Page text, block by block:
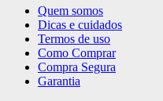
Quem somos
Dicas e cuidados
Termos de uso
Como Comprar
Compra Segura
Garantia